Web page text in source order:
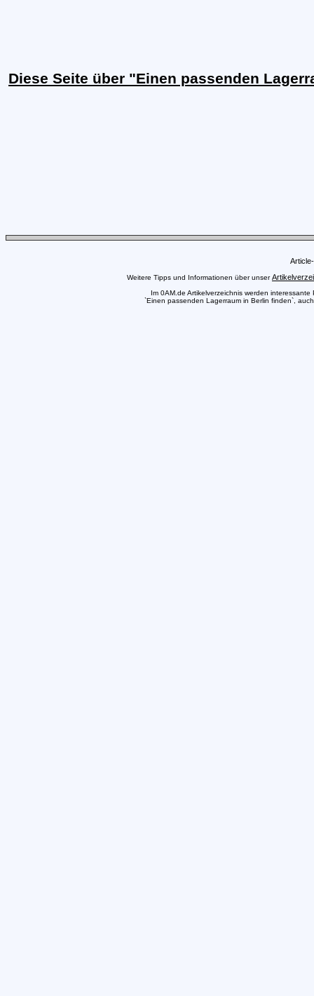
Diese Seite über "Einen passenden
Weitere Tipps und Informationen über unser
Im 0AM.de Artikelverzeichnis werden
`Einen passenden Lagerraum in Berlin finden`,